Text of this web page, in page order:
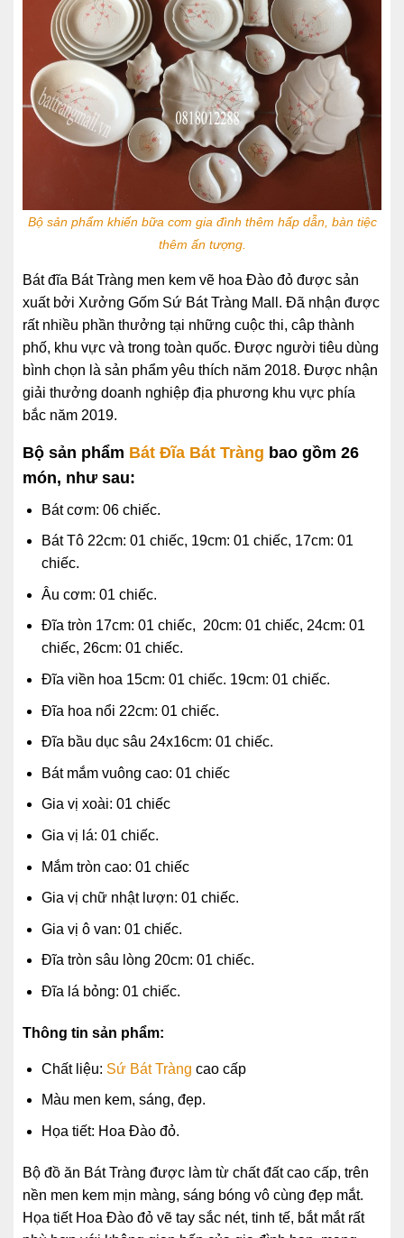
Bộ sản phẩm khiến bữa cơm gia đình thêm hấp dẫn, bàn tiệc
thêm ấn tượng.
Bát đĩa Bát Tràng men kem vẽ hoa Đào đỏ được sản
xuất bởi Xưởng Gốm Sứ Bát Tràng Mall. Đã nhận được
rất nhiều phần thưởng tại những cuộc thi, câp thành
phố, khu vực và trong toàn quốc. Được người tiêu dùng
bình chọn là sản phẩm yêu thích năm 2018. Được nhận
giải thưởng doanh nghiệp địa phương khu vực phía
bắc năm 2019.
Bộ sản phẩm Bát Đĩa Bát Tràng bao gồm 26
món, như sau:
Bát cơm: 06 chiếc.
Bát Tô 22cm: 01 chiếc, 19cm: 01 chiếc, 17cm: 01
chiếc.
Âu cơm: 01 chiếc.
Đĩa tròn 17cm: 01 chiếc, 20cm: 01 chiếc, 24cm: 01
chiếc, 26cm: 01 chiếc.
Đĩa viền hoa 15cm: 01 chiếc. 19cm: 01 chiếc.
Đĩa hoa nổi 22cm: 01 chiếc.
Đĩa bầu dục sâu 24x16cm: 01 chiếc.
Bát mắm vuông cao: 01 chiếc
Gia vị xoài: 01 chiếc
Gia vị lá: 01 chiếc.
Mắm tròn cao: 01 chiếc
Gia vị chữ nhật lượn: 01 chiếc.
Gia vị ô van: 01 chiếc.
Đĩa tròn sâu lòng 20cm: 01 chiếc.
Đĩa lá bỏng: 01 chiếc.
Thông tin sản phẩm:
Chất liệu: Sứ Bát Tràng cao cấp
Màu men kem, sáng, đẹp.
Họa tiết: Hoa Đào đỏ.
Bộ đồ ăn Bát Tràng được làm từ chất đất cao cấp, trên
nền men kem mịn màng, sáng bóng vô cùng đẹp mắt.
Họa tiết Hoa Đào đỏ vẽ tay sắc nét, tinh tế, bắt mắt rất